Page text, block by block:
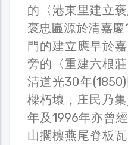
的〈港東里建立
褒忠匾源於清嘉慶
門的建立應早於
旁的〈重建六根
清道光30年
樑朽壞，庄民乃
年及1996年亦曾
山擱檩燕尾脊板